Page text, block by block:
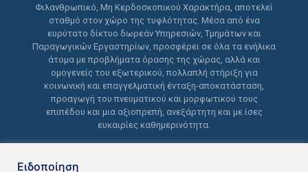
Φιλανθρωπικό, Μη Κερδοσκοπικού Χαρακτήρα, αποτελεί
σταθμό στον χώρο της τυφλότητας. Μέσα από ένα
ευρύτατο δίκτυο δωρεάν Υπηρεσιών, Τμημάτων και
Παραγωγικών Εργαστηρίων, προσφέρει σε όλα τα ενήλικα
άτομα με προβλήματα όρασης της χώρας, αλλά και
ομογενείς του εξωτερικού, πολλαπλή στήριξη για
κοινωνική και επαγγελματική ένταξη-αποκατάσταση,
προαγωγή του πνευματικού και μορφωτικού τους
επιπέδου και μια αξιοπρεπή, ανεξάρτητη και με ίσες
ευκαιρίες καθημερινότητα.
Ειδοποίηση